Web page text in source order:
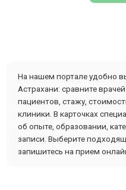
На нашем портале удобно
Астрахани: сравните
пациентов, стажу,
клиники. В карточках
об опыте, образовании,
записи. Выберите
запишитесь на прием